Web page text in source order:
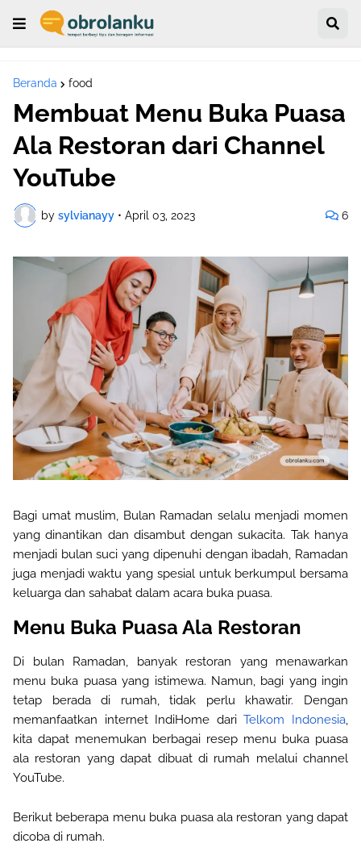
Beranda food
Membuat Menu Buka Puasa
Ala Restoran dari Channel
YouTube
by sylvianayy • April 03, 2023 6
Bagi umat muslim, Bulan Ramadan selalu menjadi momen
yangdinantikan dan disambut dengan sukacita. Tak hanya
menjadi bulan suci yang dipenuhi dengan ibadah, Ramadan
juga menjadi waktu yang spesial untuk berkumpul bersama
keluarga dan sahabat dalam acara buka puasa.
Menu Buka Puasa Ala Restoran
Di bulan Ramadan, banyak restoran yang menawarkan
menu buka puasa yang istimewa. Namun, bagi yang ingin
tetap berada di rumah, tidak perlu khawatir. Dengan
memanfaatkan internet IndiHome dariTelkom Indonesia,
kita dapat menemukan berbagai resep menu buka puasa
YouTube.
Berikut beberapa menu buka puasa ala restoran yang dapat
dicoba di rumah.